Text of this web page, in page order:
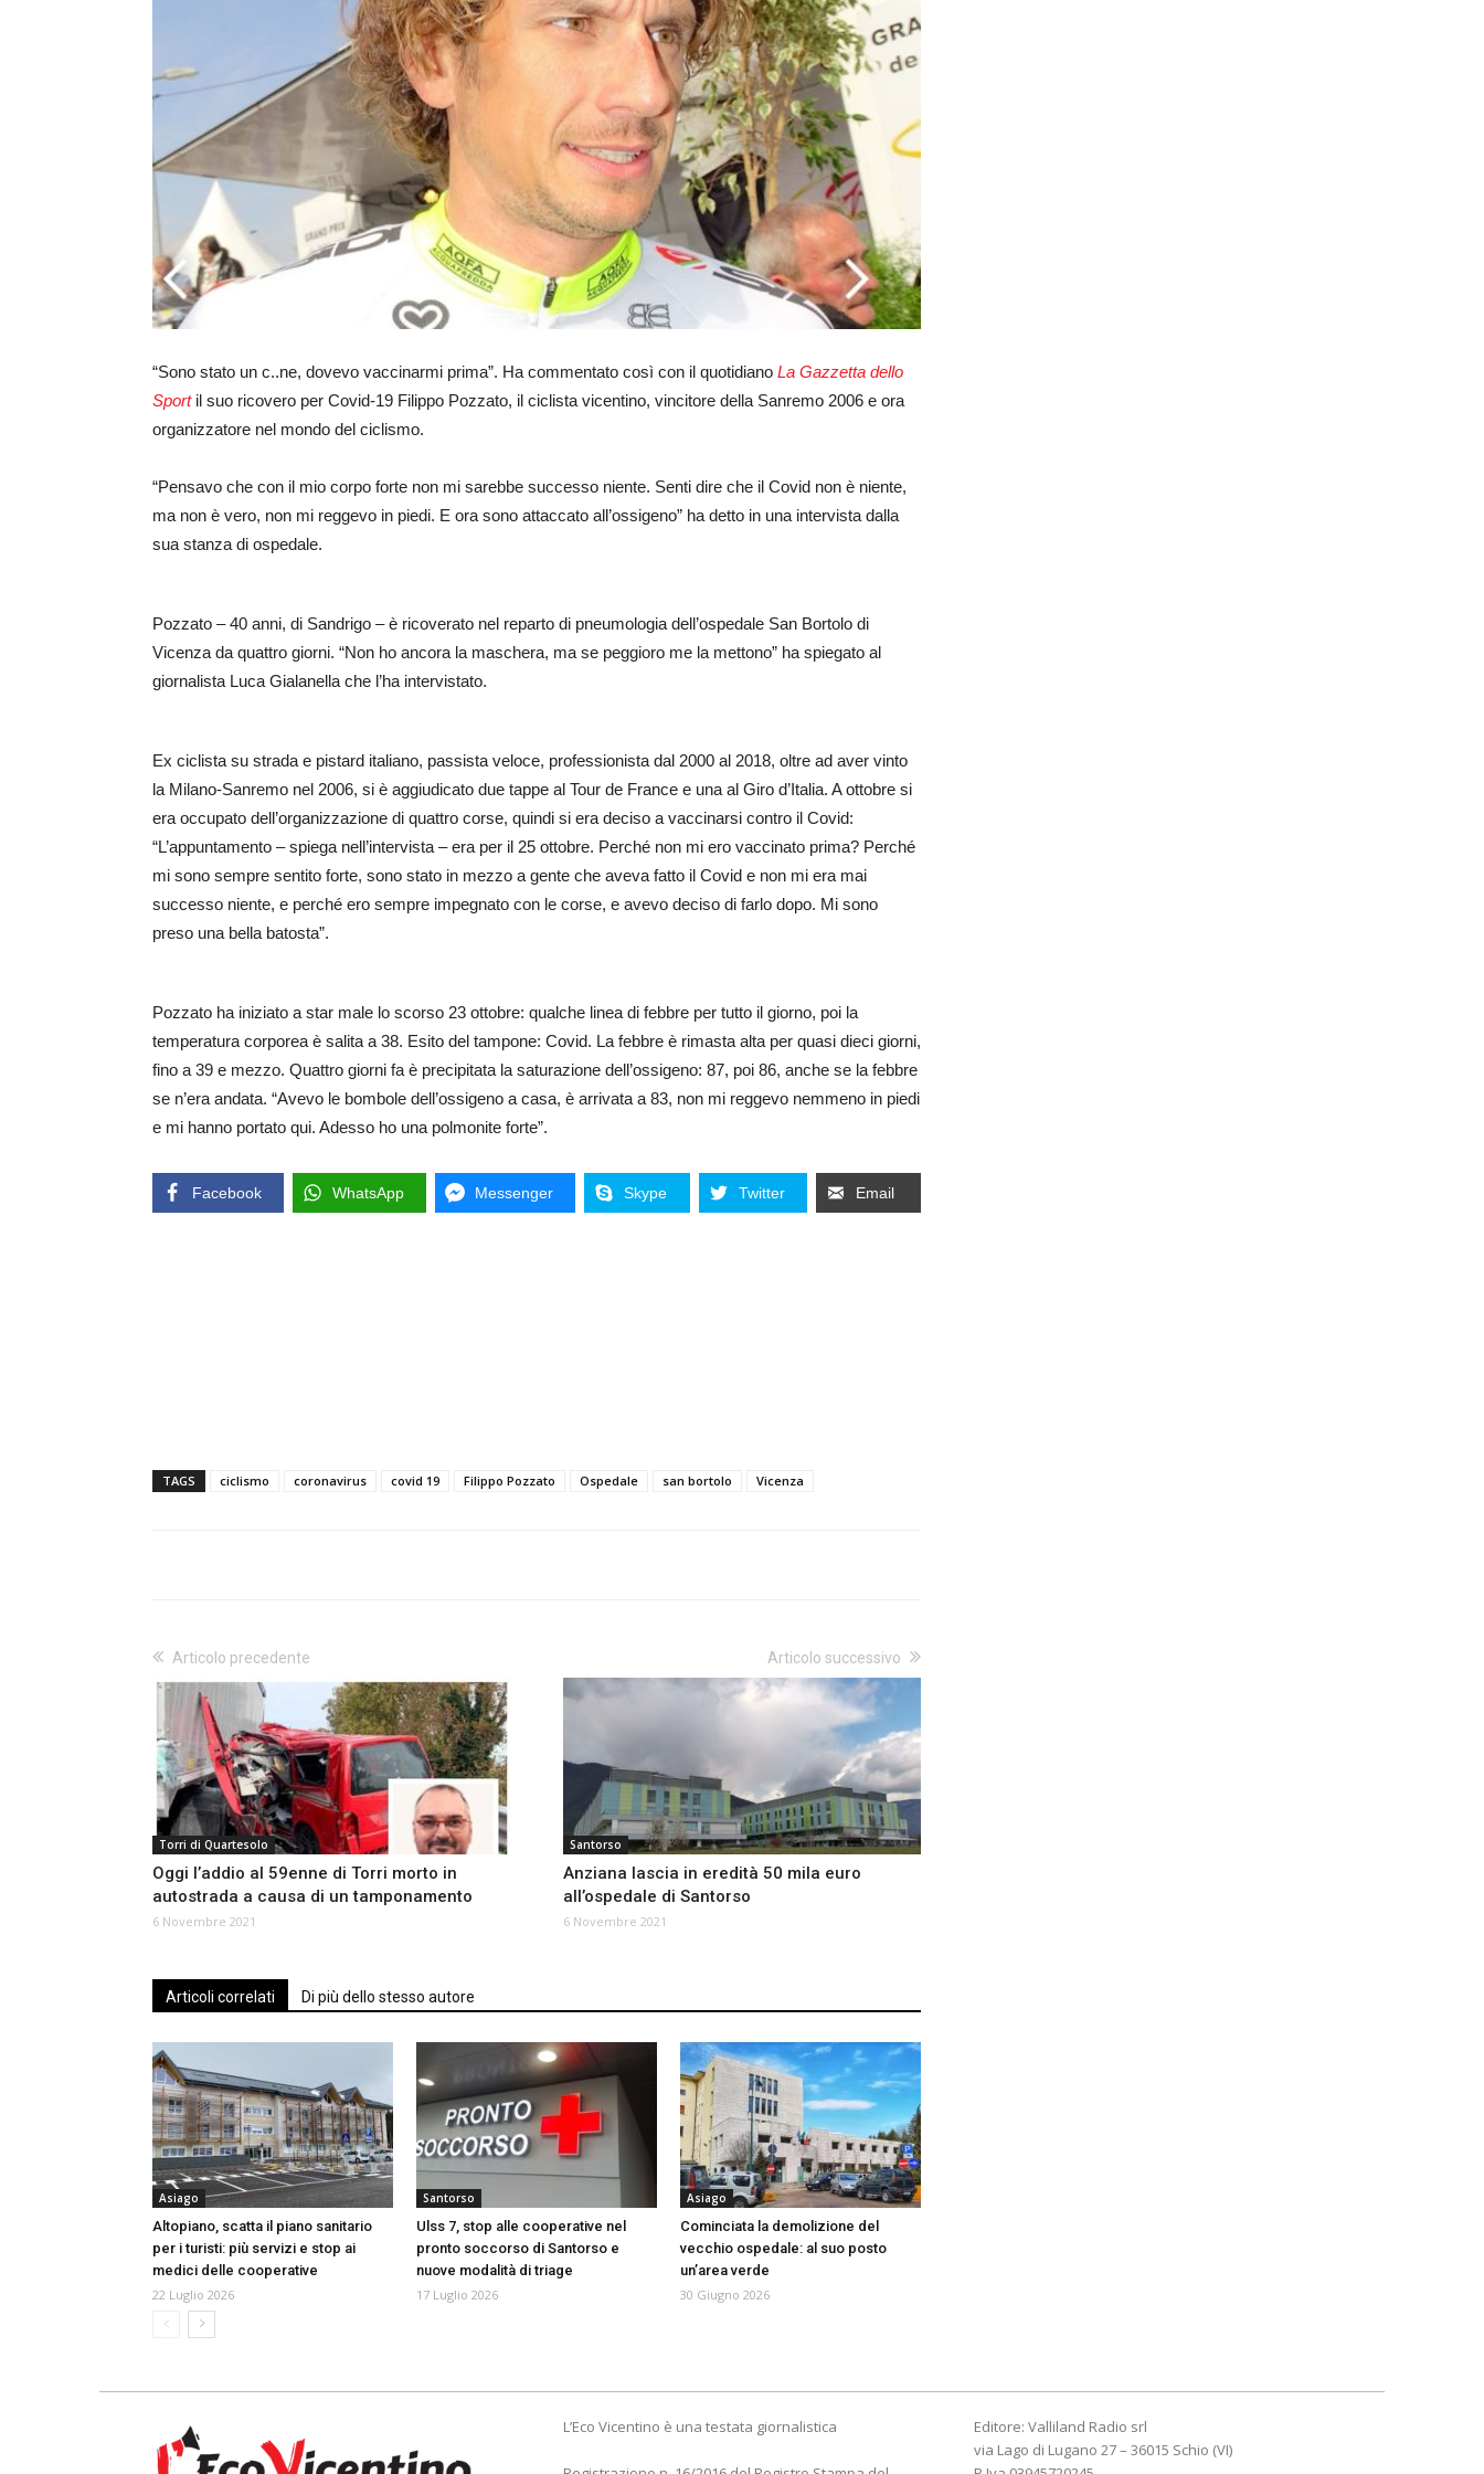
“Sono stato un c..ne, dovevo vaccinarmi prima”. Ha commentato così con il quotidiano La Gazzetta dello
Sportil suo ricovero per Covid-19 Filippo Pozzato, il ciclista vicentino, vincitore della Sanremo 2006 e ora
organizzatore nel mondo del ciclismo.
“Pensavo che con il mio corpo forte non mi sarebbe successo niente. Senti dire che il Covid non è niente,
ma non è vero, non mi reggevo in piedi. E ora sono attaccato all’ossigeno” ha detto in una intervista dalla
sua stanza di ospedale.
Pozzato – 40 anni, di Sandrigo – è ricoverato nel reparto di pneumologia dell’ospedale San Bortolo di
Vicenza da quattro giorni. “Non ho ancora la maschera, ma se peggioro me la mettono” ha spiegato al
giornalista Luca Gialanella che l’ha intervistato.
Ex ciclista su strada e pistard italiano, passista veloce, professionista dal 2000 al 2018, oltre ad aver vinto
la Milano-Sanremo nel 2006, si è aggiudicato due tappe al Tour de France e una al Giro d’Italia. A ottobre si
era occupato dell’organizzazione di quattro corse, quindi si era deciso a vaccinarsi contro il Covid:
“L’appuntamento – spiega nell’intervista – era per il 25 ottobre. Perché non mi ero vaccinato prima? Perché
mi sono sempre sentito forte, sono stato in mezzo a gente che aveva fatto il Covid e non mi era mai
successo niente, e perché ero sempre impegnato con le corse, e avevo deciso di farlo dopo. Mi sono
preso una bella batosta”.
Pozzato ha iniziato a star male lo scorso 23 ottobre: qualche linea di febbre per tutto il giorno, poi la
temperatura corporea è salita a 38. Esito del tampone: Covid. La febbre è rimasta alta per quasi dieci giorni,
fino a 39 e mezzo. Quattro giorni fa è precipitata la saturazione dell’ossigeno: 87, poi 86, anche se la febbre
se n’era andata. “Avevo le bombole dell’ossigeno a casa, è arrivata a 83, non mi reggevo nemmeno in piedi
e mi hanno portato qui. Adesso ho una polmonite forte”.
Facebook WhatsApp Messenger Skype Twitter Email
TAGS ciclismo coronavirus covid 19 Filippo Pozzato Ospedale san bortolo Vicenza
Articolo precedente
Torri di Quartesolo
Oggi l’addio al 59enne di Torri morto in
autostrada a causa di un tamponamento
6 Novembre 2021
Articolo successivo
Santorso
Anziana lascia in eredità 50 mila euro
all’ospedale di Santorso
6 Novembre 2021
Articoli correlati Di più dello stesso autore
Asiago
Altopiano, scatta il piano sanitario
per i turisti: più servizi e stop ai
medici delle cooperative
22 Luglio 2026
Santorso
Ulss 7, stop alle cooperative nel
pronto soccorso di Santorso e
nuove modalità di triage
17 Luglio 2026
Asiago
Cominciata la demolizione del
vecchio ospedale: al suo posto
un’area verde
30 Giugno 2026
L’Eco Vicentino è una testata giornalistica
Editore: Valliland Radio srl
via Lago di Lugano 27 – 36015 Schio (VI)